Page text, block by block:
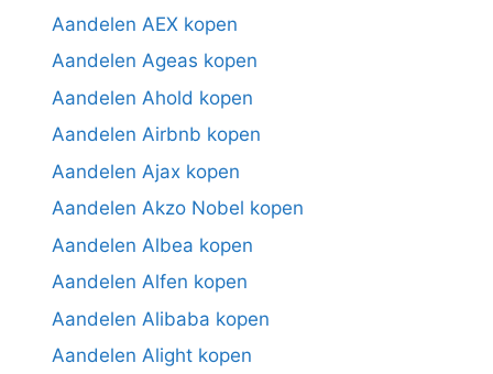
Aandelen AEX kopen
Aandelen Ageas kopen
Aandelen Ahold kopen
Aandelen Airbnb kopen
Aandelen Ajax kopen
Aandelen Akzo Nobel kopen
Aandelen Albea kopen
Aandelen Alfen kopen
Aandelen Alibaba kopen
Aandelen Alight kopen